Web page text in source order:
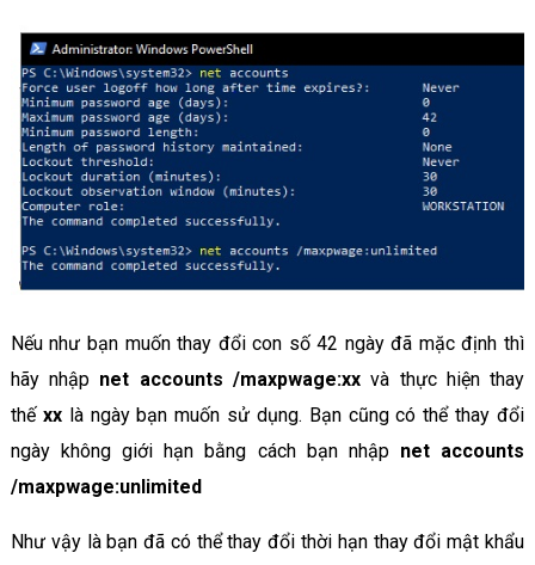
Nếu như bạn muốn thay đổi con số 42 ngày đã mặc định thì
hãy nhập net accounts /maxpwage:xx và thực hiện thay
thế xxlà ngày bạn muốn sử dụng. Bạn cũng có thể thay đổi
ngày không giới hạn bằng cách bạn nhập net accounts
/maxpwage:unlimited
Như vậy là bạn đã có thể thay đổi thời hạn thay đổi mật khẩu